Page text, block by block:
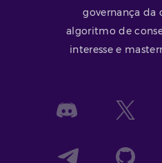
governança da
algoritmo de
interesse e